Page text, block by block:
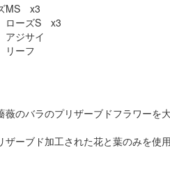
MS x3
x3
のバラのプリザーブドフラワーを
ーブド加工された花と葉のみを使用